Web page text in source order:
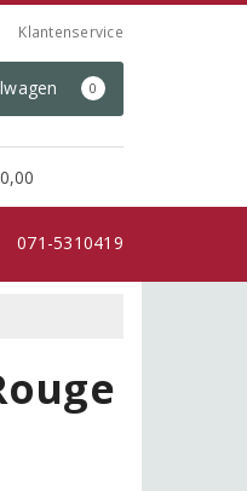
Klantenservice
0
071-5310419